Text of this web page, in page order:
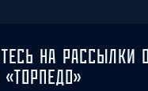
НА РАССЫЛКИ